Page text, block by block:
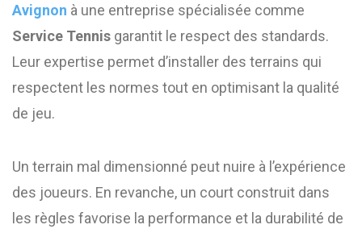
Avignon à une entreprise spécialisée comme
Service Tennis garantit le respect des standards.
Leur expertise permet d’installer des terrains qui
respectent les normes tout en optimisant la qualité
de jeu.
Un terrain mal dimensionné peut nuire à l’expérience
des joueurs. En revanche, un court construit dans
les règles favorise la performance et la durabilité de